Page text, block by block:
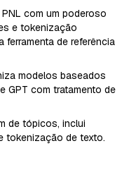
com um poderoso
e tokenização
ferramenta de referência
modelos baseados
GPT com tratamento de
de tópicos, inclui
tokenização de texto.